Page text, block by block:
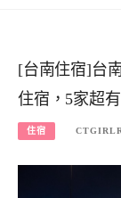
[台南住宿]台
住宿，5家超
住宿